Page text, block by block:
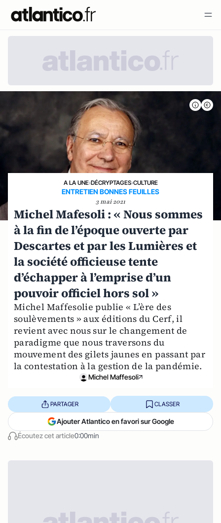
A LA UNE›DÉCRYPTAGES›CULTURE
ENTRETIEN BONNES FEUILLES
3 mai 2021
Michel Mafesoli : « Nous sommes
à la fin de l’époque ouverte par
Descartes et par les Lumières et
la société officieuse tente
d’échapper à l’emprise d’un
pouvoir officiel hors sol »
Michel Maffesolie publie « L’ère des
soulèvements » aux éditions du Cerf, il
revient avec nous sur le changement de
paradigme que nous traversons du
mouvement des gilets jaunes en passant par
la contestation à la gestion de la pandémie.
Michel Maffesoli
Écoutez cet article0:00min
PARTAGER CLASSER
Ajouter Atlantico en favori sur Google